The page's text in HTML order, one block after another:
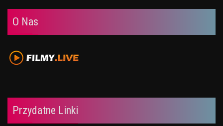
O Nas
Przydatne Linki